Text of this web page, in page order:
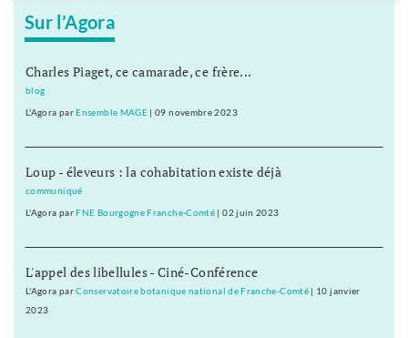
Sur l’Agora
Charles Piaget, ce camarade, ce frère...
blog
L'Agora par Ensemble MAGE |09 novembre 2023
Loup - éleveurs : la cohabitation existe déjà
communiqué
L'Agora par FNE Bourgogne Franche-Comté |02 juin 2023
L'appel des libellules - Ciné-Conférence
L'Agora parConservatoire botanique national de Franche-Comté| 10 janvier
2023